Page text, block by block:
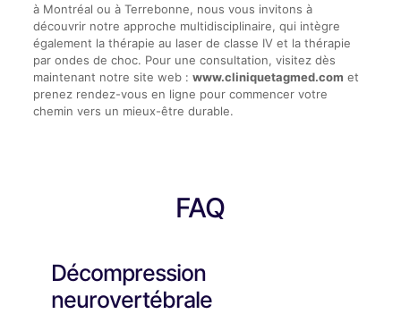
à Montréal ou à Terrebonne, nous vous invitons à
découvrir notre approche multidisciplinaire, qui intègre
également la thérapie au laser de classe IV et la thérapie
par ondes de choc. Pour une consultation, visitez dès
maintenant notre site web : www.cliniquetagmed.com et
prenez rendez-vous en ligne pour commencer votre
chemin vers un mieux-être durable.
FAQ
Décompression
neurovertébrale